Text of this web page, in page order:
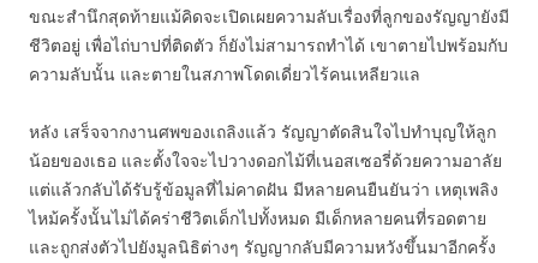
ขณะสำนึกสุดท้ายแม้คิดจะเปิดเผยความลับเรื่องที่ลูกของรัญญายังมี
ชีวิตอยู่ เพื่อไถ่บาปที่ติดตัว ก็ยังไม่สามารถทำได้ เขาตายไปพร้อมกับ
ความลับนั้น และตายในสภาพโดดเดี่ยวไร้คนเหลียวแล
หลัง เสร็จจากงานศพของเถลิงแล้ว รัญญาตัดสินใจไปทำบุญให้ลูก
น้อยของเธอ และตั้งใจจะไปวางดอกไม้ที่เนอสเซอรี่ด้วยความอาลัย
แต่แล้วกลับได้รับรู้ข้อมูลที่ไม่คาดฝัน มีหลายคนยืนยันว่า เหตุเพลิง
ไหม้ครั้งนั้นไม่ได้คร่าชีวิตเด็กไปทั้งหมด มีเด็กหลายคนที่รอดตาย
และถูกส่งตัวไปยังมูลนิธิต่างๆ รัญญากลับมีความหวังขึ้นมาอีกครั้ง